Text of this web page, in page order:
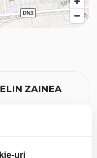
ZAINEA
008
uri